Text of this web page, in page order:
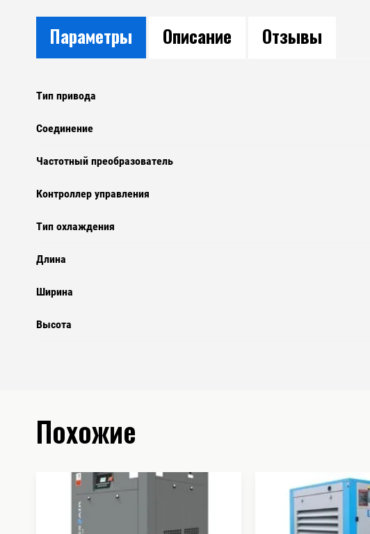
Параметры Описание Отзывы
Тип привода
Соединение
Частотный преобразователь
Контроллер управления
Тип охлаждения
Длина
Ширина
Высота
Похожие